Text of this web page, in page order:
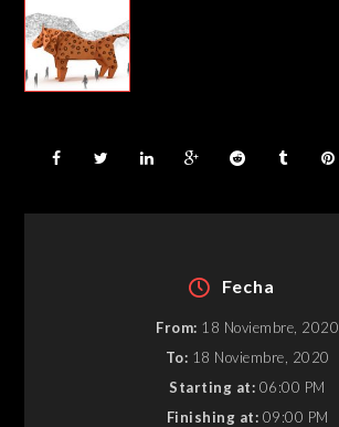
Fecha
From: 18 Noviembre, 2020
To: 18 Noviembre, 2020
Starting at: 06:00 PM
Finishing at: 09:00 PM